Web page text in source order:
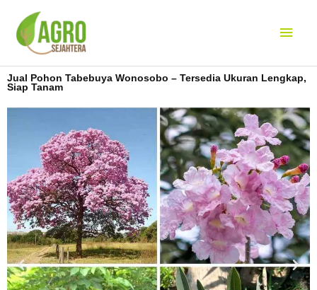
konten
Jual Pohon Tabebuya Wonosobo – Tersedia Ukuran Lengkap,
Siap Tanam